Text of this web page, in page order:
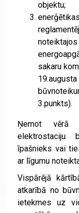
objektu;
sakaru
3.punkts).
Ņemot vērā
elektrostaciju
īpašnieks vai
ar līgumu
Vispārējā
atkarībā no
ietekmes uz